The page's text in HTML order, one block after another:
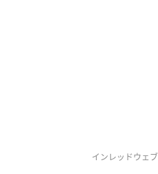
インレッドウェブ